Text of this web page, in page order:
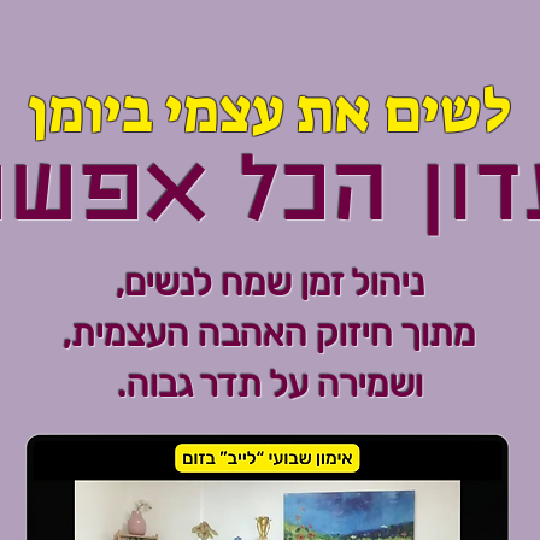
לשים את עצמי ביומן
הכל
ניהול זמן שמח לנשים,
מתוך חיזוק האהבה העצמית,
ושמירה על תדר גבוה.